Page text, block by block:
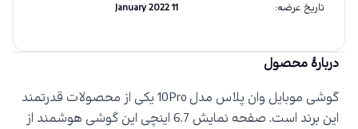
تاریخ عرضه:
11 January 2022
دربارهٔ محصول
گوشی موبایل وان پلاس مدل 10Pro یکی از محصولات قدرتمند
این برند است. صفحه نمایش 6.7 اینچی این گوشی هوشمند از